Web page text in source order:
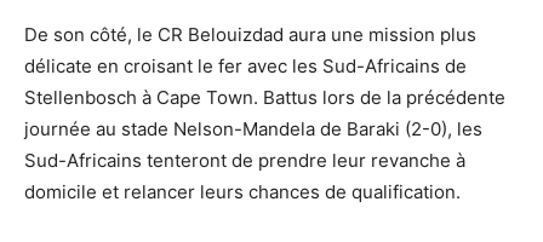
De son côté, le CR Belouizdad aura une mission plus
délicate en croisant le fer avec les Sud-Africains de
Stellenbosch à Cape Town. Battus lors de la précédente
journée au stade Nelson-Mandela de Baraki (2-0), les
Sud-Africains tenteront de prendre leur revanche à
domicile et relancer leurs chances de qualification.